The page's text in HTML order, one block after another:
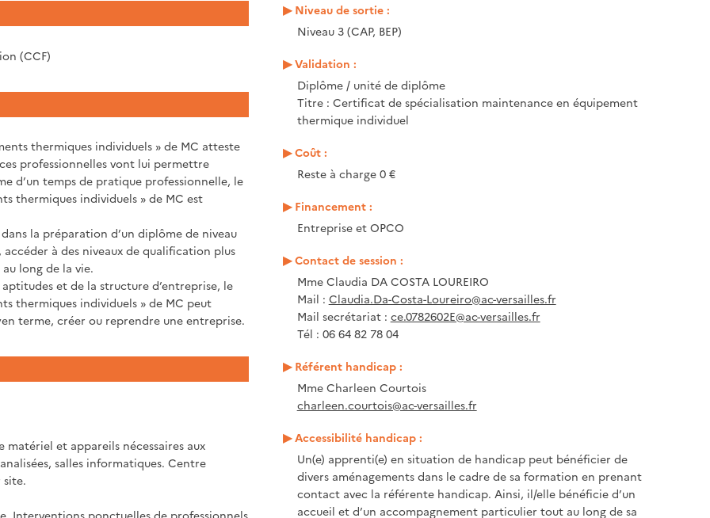
(CCF)
thermiques individuels » de MC atteste
professionnelles vont lui permettre
d’un temps de pratique professionnelle, le
thermiques individuels » de MC est
la préparation d’un diplôme de niveau
à des niveaux de qualification plus
long de la vie.
et de la structure d’entreprise, le
thermiques individuels » de MC peut
terme, créer ou reprendre une entreprise.
matériel et appareils nécessaires aux
salles informatiques. Centre
Interventions ponctuelles de professionnels
Niveau de sortie :
Niveau 3 (CAP, BEP)
Validation :
Diplôme / unité de diplôme
Titre : Certificat de spécialisation maintenance en équipement
thermique individuel
Coût :
Reste à charge 0 €
Financement :
Entreprise et OPCO
Contact de session :
Mme Claudia DA COSTA LOUREIRO
Mail : Claudia.Da-Costa-Loureiro@ac-versailles.fr
Mail secrétariat : ce.0782602E@ac-versailles.fr
Tél : 06 64 82 78 04
Référent handicap :
Mme Charleen Courtois
charleen.courtois@ac-versailles.fr
Accessibilité handicap :
Un(e) apprenti(e) en situation de handicap peut bénéficier de
divers aménagements dans le cadre de sa formation en prenant
contact avec la référente handicap. Ainsi, il/elle bénéficie d’un
accueil et d’un accompagnement particulier tout au long de sa